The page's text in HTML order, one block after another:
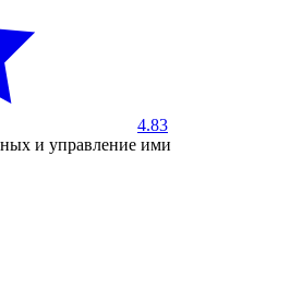
4.83
и управление ими